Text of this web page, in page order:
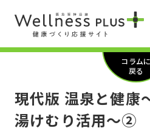
コラムに
戻る
現代版 温泉と健康
湯けむり活用～➁
ウェルネ